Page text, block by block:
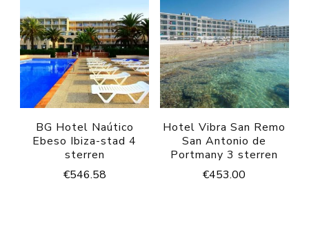
BG Hotel Naútico
Ebeso Ibiza-stad 4
sterren
€546.58
Hotel Vibra San Remo
San Antonio de
Portmany 3 sterren
€453.00